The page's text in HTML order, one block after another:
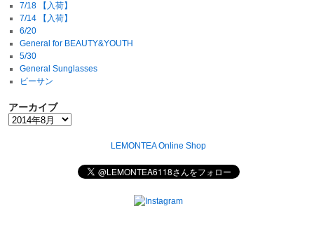
7/18 【入荷】
7/14 【入荷】
6/20
General for BEAUTY&YOUTH
5/30
General Sunglasses
ビーサン
アーカイブ
LEMONTEA Online Shop